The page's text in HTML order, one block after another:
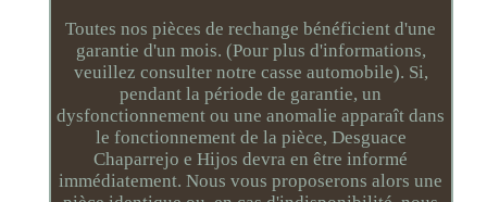
Toutes nos pièces de rechange bénéficient d'une
garantie d'un mois. (Pour plus d'informations,
veuillez consulter notre casse automobile). Si,
pendant la période de garantie, un
dysfonctionnement ou une anomalie apparaît dans
le fonctionnement de la pièce, Desguace
Chaparrejo e Hijos devra en être informé
immédiatement. Nous vous proposerons alors une